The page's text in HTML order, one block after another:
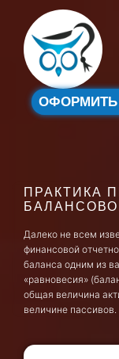
ОФОРМИТЬ
ПРАКТИКА
Далеко не всем
финансовой
баланса одним из
«равновесия»
общая величина
величине пассивов.